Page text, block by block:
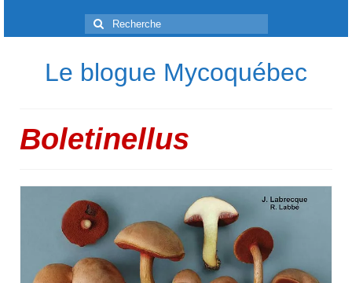
Rechercher
:
Le blogue Mycoquébec
Boletinellus